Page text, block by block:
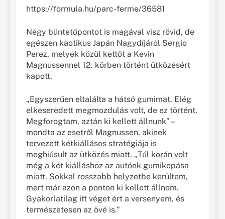
https://formula.hu/parc-ferme/36581
Négy büntetőpontot is magával visz rövid, de
egészen kaotikus Japán Nagydíjáról Sergio
Perez, melyek közül kettőt a Kevin
Magnussennel 12. körben történt ütközésért
kapott.
„Egyszerűen eltalálta a hátsó gumimat. Elég
elkeseredett megmozdulás volt, de ez történt.
Megforogtam, aztán ki kellett állnunk” –
mondta az esetről Magnussen, akinek
tervezett kétkiállásos stratégiája is
meghiúsult az ütközés miatt. „Túl korán volt
még a két kiálláshoz az autónk gumikopása
miatt. Sokkal rosszabb helyzetbe kerültem,
mert már azon a ponton ki kellett állnom.
Gyakorlatilag itt véget ért a versenyem, és
természetesen az övé is.”